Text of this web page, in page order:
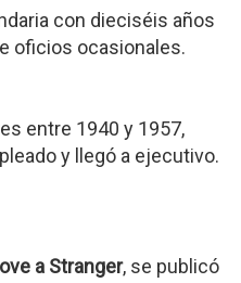
con dieciséis años
oficios ocasionales.
entre 1940 y 1957,
y llegó a ejecutivo.
a Stranger, se publicó